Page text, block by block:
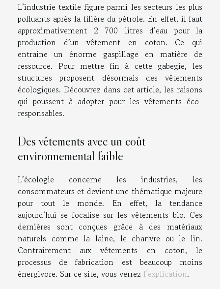
L’industrie textile figure parmi les secteurs les plus
polluants après la filière du pétrole. En effet, il faut
approximativement 2 700 litres d’eau pour la
production d’un vêtement en coton. Ce qui
entraine un énorme gaspillage en matière de
ressource. Pour mettre fin à cette gabegie, les
structures proposent désormais des vêtements
écologiques. Découvrez dans cet article, les raisons
qui poussent à adopter pour les vêtements éco-
responsables.
Des vêtements avec un coût
environnemental faible
L’écologie concerne les industries, les
consommateurs et devient une thématique majeure
pour tout le monde. En effet, la tendance
aujourd’hui se focalise sur les vêtements bio. Ces
dernières sont conçues grâce à des matériaux
naturels comme la laine, le chanvre ou le lin.
Contrairement aux vêtements en coton, le
processus de fabrication est beaucoup moins
énergivore. Sur ce site, vous verrez l’explication.